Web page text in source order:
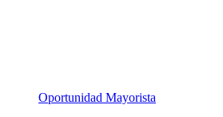
Oportunidad Mayorista